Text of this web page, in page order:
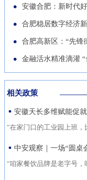
安徽合肥：新时代
合肥稳居数字经济
合肥高新区：“先锋
金融活水精准滴灌
相关政策
安徽天长多维赋能促
“在家门口的工业园上班
中安观察｜一场“圆桌会
“咱家餐饮品牌是老字号